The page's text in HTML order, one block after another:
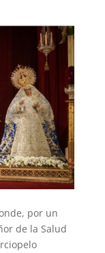
por un
de la Salud